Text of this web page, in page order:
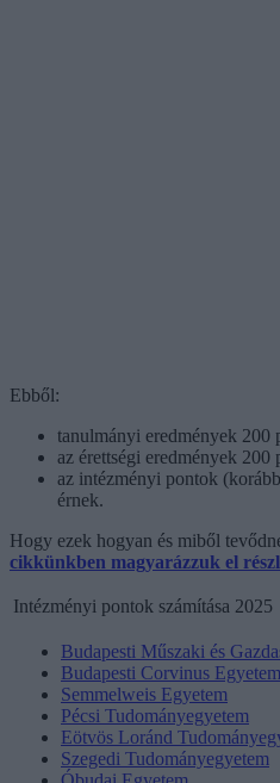
Ebből:
tanulmányi eredmények 200
az érettségi eredmények 200
az intézményi pontok
érnek.
Hogy ezek hogyan és miből
cikkünkben magyarázzuk el
Intézményi pontok számítása 2025
Budapesti Műszaki és
Budapesti Corvinus Egyetem
Semmelweis Egyetem
Pécsi Tudományegyetem
Eötvös Loránd
Szegedi Tudományegyetem